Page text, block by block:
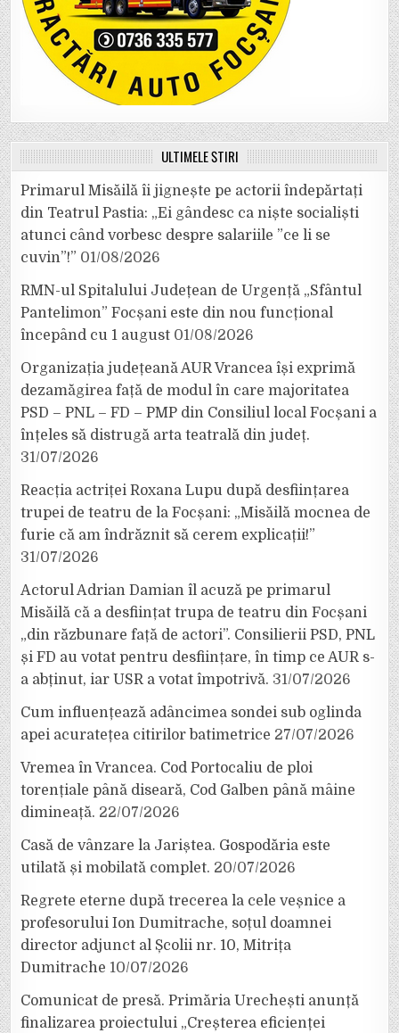
ULTIMELE ȘTIRI
Primarul Misăilă îi jignește pe actorii îndepărtați
din Teatrul Pastia: „Ei gândesc ca niște socialiști
atunci când vorbesc despre salariile ”ce li se
cuvin”!” 01/08/2026
RMN-ul Spitalului Județean de Urgență „Sfântul
Pantelimon” Focșani este din nou funcțional
începând cu 1 august 01/08/2026
Organizația județeană AUR Vrancea își exprimă
dezamăgirea față de modul în care majoritatea
PSD – PNL – FD – PMP din Consiliul local Focșani a
înțeles să distrugă arta teatrală din județ.
31/07/2026
Reacția actriței Roxana Lupu după desființarea
trupei de teatru de la Focșani: „Misăilă mocnea de
furie că am îndrăznit să cerem explicații!”
31/07/2026
Actorul Adrian Damian îl acuză pe primarul
Misăilă că a desființat trupa de teatru din Focșani
„din răzbunare față de actori”. Consilierii PSD, PNL
și FD au votat pentru desființare, în timp ce AUR s-
a abținut, iar USR a votat împotrivă. 31/07/2026
Cum influențează adâncimea sondei sub oglinda
apei acuratețea citirilor batimetrice 27/07/2026
Vremea în Vrancea. Cod Portocaliu de ploi
torențiale până diseară, Cod Galben până mâine
dimineață. 22/07/2026
Casă de vânzare la Jariștea. Gospodăria este
utilată și mobilată complet. 20/07/2026
Regrete eterne după trecerea la cele veșnice a
profesorului Ion Dumitrache, soțul doamnei
director adjunct al Școlii nr. 10, Mitrița
Dumitrache 10/07/2026
Comunicat de presă. Primăria Urechești anunță
finalizarea proiectului „Creșterea eficienței